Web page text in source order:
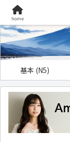
基本 (N5)
home